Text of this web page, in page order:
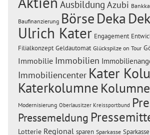
Ausbildung Azubi
Baufinanzierung BörseDeka
Ulrich Kater Engagement
Filialkonzept Geldautomat Glückspilze on Tour
Immobilie Immobilien
Immobiliencenter Kater
Katerkolumne Kolumne
Modernisierung Oberlausitzer Kreissportbund
Pressemeldung
Lotterie Regional sparen Sparkasse